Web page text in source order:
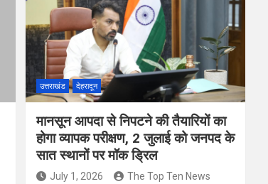
उत्तराखंड देहरादून
मानसून आपदा से निपटने की तैयारियों का
होगा व्यापक परीक्षण, 2 जुलाई को जनपद के
सात स्थानों पर मॉक ड्रिल
July 1, 2026 The Top Ten News